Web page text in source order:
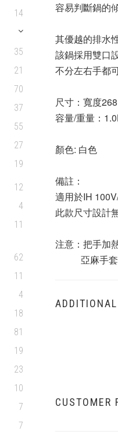
14
35
21
70
37
55
27
19
12
4
11
62
11
4
18
81
19
23
10
7
7
容易判斷鍋的
其優越的排水
該鍋採用雙口
不分左右手都
尺寸：寬度
容量/重量：
顏色: 白色
備註：
適用於IH
此款尺寸設計
注意：把手加
CUSTOMER